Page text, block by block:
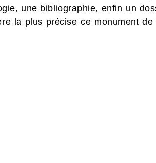
une bibliographie, enfin un
la plus précise ce monument